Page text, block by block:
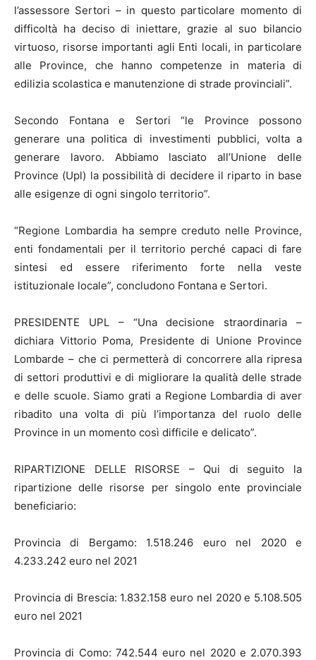
l’assessore Sertori – in questo particolare momento di
difficoltà ha deciso di iniettare, grazie al suo bilancio
virtuoso, risorse importanti agli Enti locali, in particolare
alle Province, che hanno competenze in materia di
edilizia scolastica e manutenzione di strade provinciali”.
Secondo Fontana e Sertori “le Province possono
generare una politica di investimenti pubblici, volta a
generare lavoro. Abbiamo lasciato all’Unione delle
Province (Upl) la possibilità di decidere il riparto in base
alle esigenze di ogni singolo territorio”.
“Regione Lombardia ha sempre creduto nelle Province,
enti fondamentali per il territorio perché capaci di fare
sintesi ed essere riferimento forte nella veste
istituzionale locale”, concludono Fontana e Sertori.
PRESIDENTE UPL – “Una decisione straordinaria –
dichiara Vittorio Poma, Presidente di Unione Province
Lombarde – che ci permetterà di concorrere alla ripresa
di settori produttivi e di migliorare la qualità delle strade
e delle scuole. Siamo grati a Regione Lombardia di aver
ribadito una volta di più l’importanza del ruolo delle
Province in un momento così difficile e delicato”.
RIPARTIZIONE DELLE RISORSE – Qui di seguito la
ripartizione delle risorse per singolo ente provinciale
beneficiario:
Provincia di Bergamo: 1.518.246 euro nel 2020 e
4.233.242 euro nel 2021
Provincia di Brescia: 1.832.158 euro nel 2020 e 5.108.505
euro nel 2021
Provincia di Como: 742.544 euro nel 2020 e 2.070.393